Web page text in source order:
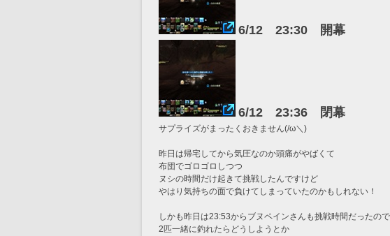
6/12　23:30　開幕
6/12　23:36　閉幕
サプライズがまったくおきません(/ω＼)
昨日は帰宅してから気圧なのか頭痛がやばくて
布団でゴロゴロしつつ
ヌシの時間だけ起きて挑戦したんですけど
やはり気持ちの面で負けてしまっていたのかもしれない！
しかも昨日は23:53からブヌペインさんも挑戦時間だったので
2匹一緒に釣れたらどうしようとか